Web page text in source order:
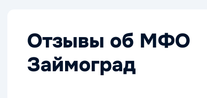
Отзывы об МФО
Займоград